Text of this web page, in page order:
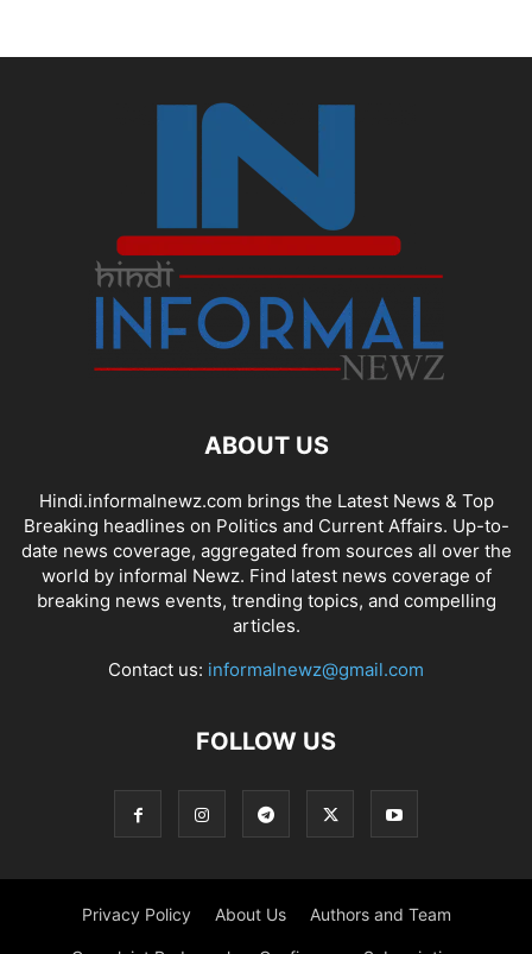
ABOUT US
Hindi.informalnewz.com brings the Latest News & Top
Breaking headlines on Politics and Current Affairs. Up-to-
date news coverage, aggregated from sources all over the
world by informal Newz. Find latest news coverage of
breaking news events, trending topics, and compelling
articles.
Contact us: informalnewz@gmail.com
FOLLOW US
Privacy Policy About Us Authors and Team